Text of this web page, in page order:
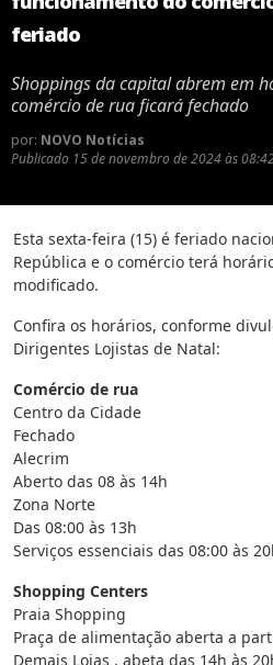
feriado
Shoppings da capital abrem em
comércio de rua ficará fechado
por: NOVO Notícias
Publicado 15 de novembro de 2024 às
Esta sexta-feira (15) é feriado
República e o comércio terá
modificado.
Confira os horários, conforme
Dirigentes Lojistas de Natal:
Comércio de rua
Centro da Cidade
Fechado
Alecrim
Aberto das 08 às 14h
Zona Norte
Das 08:00 às 13h
Serviços essenciais das 08:00 às
Shopping Centers
Praia Shopping
Praça de alimentação aberta a
Demais Lojas , abeta das 14h às